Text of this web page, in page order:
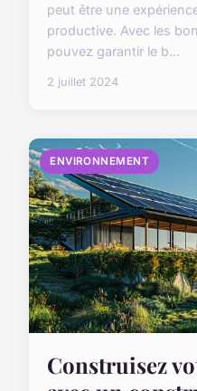
peut être une
productive. Avec les
pouvez garantir le b...
2 juillet 2024
ENVIRONNEMENT
Construisez